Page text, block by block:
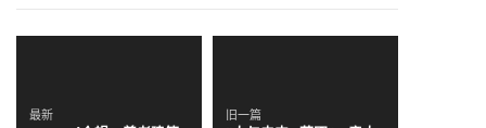
最新 旧一篇